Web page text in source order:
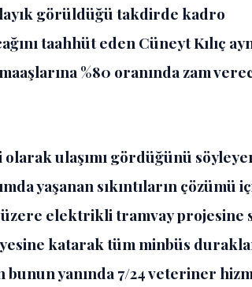
görüldüğü takdirde kadro
taahhüt eden Cüneyt Kılıç
%80 oranında zam
ulaşımı gördüğünü
yaşanan sıkıntıların çözümü
elektrikli tramvay projesine
katarak tüm minbüs
yanında 7/24 veteriner